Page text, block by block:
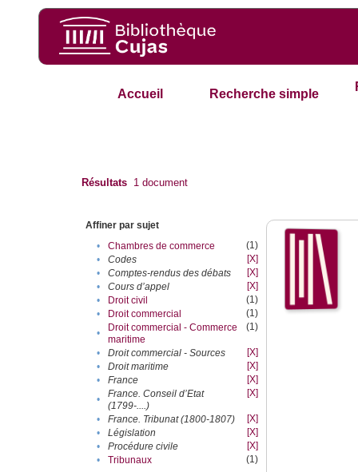
Accueil Recherche simple
Résultats 1 document
Affiner par sujet
•
Chambres de commerce
(1)
•
Codes
[X]
•
Comptes-rendus des débats
[X]
•
Cours d’appel
[X]
•
Droit civil
(1)
•
Droit commercial
(1)
•
Droit commercial - Commerce
maritime
(1)
• Droit commercial - Sources
[X]
•
Droit maritime
[X]
•
France
[X]
•
France. Conseil d’Etat
(1799-....)
[X]
• France. Tribunat (1800-1807)
[X]
•
Législation
[X]
•
Procédure civile
[X]
•
Tribunaux
(1)